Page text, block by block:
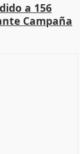
a 156
Campaña